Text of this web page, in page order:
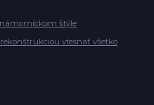
námorníckom štýle
vtesnať všetko